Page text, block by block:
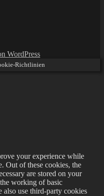
WordPress
Richtlinien
your experience while
Out of these cookies, the
are stored on your
working of basic
use third-party cookies